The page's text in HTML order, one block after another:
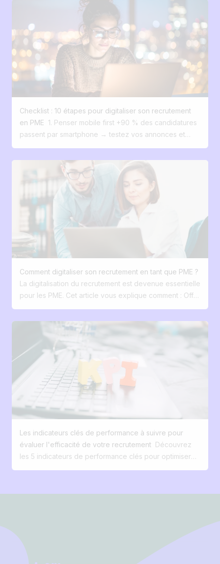
Recruter, ce n’est plus filtrer. C’est séduire, comme une
vraie marque. Les candidats veulent une expérience
claire, fluide, engageante. #3 Site carrière personnalisé
Mobile, fluide, à votre image. Jusqu’à 24 % de
conversion. #4 Diffusion sur 100+ plateformes
Automatiquement. Google job, Indeed, LinkedIn
Recruteur… en un clic. #5 Un ATS boosté à l’IA
Centralisez vos candidatures, automatisez, gagnez du
candidats viennent à vous. Et ils ont envie de rester. #7
Vos candidats ne sont pas des numéros Ce sont vos
futurs clients internes. Et avec Jobloom, vous les
recrutez comme vous vendez. La bonne nouvelle ?
Tout ça se corrige facilement. Avec Jobloom, les PME
peuvent digitaliser leur recrutement sans perdre leur
authenticité et sans se ruiner. Vous avez envie de voir
comment ça marche ?
Checklist : 10 étapes pour digitaliser son recrutement
en PME 1. Penser mobile first +90 % des candidatures
passent par smartphone → testez vos annonces et
(Google Jobs, LinkedIn, réseaux sociaux) et parcours
fluide jusqu’à la candidature. 3. Optimiser le site carrière
Un site classique convertit 0–2 % des visiteurs. Avec
SEO + marque employeur, vous pouvez multiplier ce
chiffre par 10. 4. Développer sa marque employeur
Montrez vos valeurs, vos projets, vos équipes, vos
opportunités de formation et de carrière. 5. Diffuser
automatiquement vos offres Automatisez la publication
spécialisés. 6. Centraliser les données Stop aux CV
dans Dropbox et aux suivis Excel. Utilisez une base
unique pour garder l’historique des candidats. 7.
Faciliter la communication interne Permettez aux
managers et RH de collaborer sur une plateforme
commune avec feedback et suivi transparents. 8.
Automatiser les tâches chronophages Refus, relances,
formulaires de qualification → gagnez du temps pour
l’humain. 9. Utiliser l’IA intelligemment Pour lire les CV,
générer des offres attractives ou produire du contenu
visuel pour vos annonces. 10. Donner une réponse aux
candidats Un candidat sans feedback = une image
employeur dégradée. Automatisez, mais ne négligez
pas l’humain.
Comment digitaliser son recrutement en tant que PME ?
La digitalisation du recrutement est devenue essentielle
pour les PME. Cet article vous explique comment : Offrir
Éviter les process éclatés grâce à une base
centralisée. Automatiser les tâches répétitives pour
gagner du temps. Diffuser efficacement vos offres
d’emploi. Améliorer la collaboration interne autour du
recrutement. Pourquoi digitaliser son recrutement ?
Tout est devenu digital. On achète en quelques clics
smartphone… et les candidats s’attendent à la même
avec l’e-commerce est frappant : près de 3 acheteurs
sur 5 abandonnent leur panier en ligne avant de
finaliser. Dans le recrutement digital, c’est encore pire.
Si le processus n’est pas fluide et pensé mobile, vous
site carrière classique ne convertit que 0 à 2 % de ses
mobile first), ce taux peut être multiplié par 10 et ainsi
créer une véritable source d'acquisition des candidats.
Digitaliser son recrutement est devenu un enjeu vital
Les indicateurs clés de performance à suivre pour
évaluer l'efficacité de votre recrutement Découvrez
les 5 indicateurs de performance clés pour optimiser
essentiel de mesurer l'efficacité de votre recrutement
en 2025 « Si vous ne mesurez pas, vous ne pouvez
pas améliorer. » Ce dicton n'a jamais été aussi pertinent